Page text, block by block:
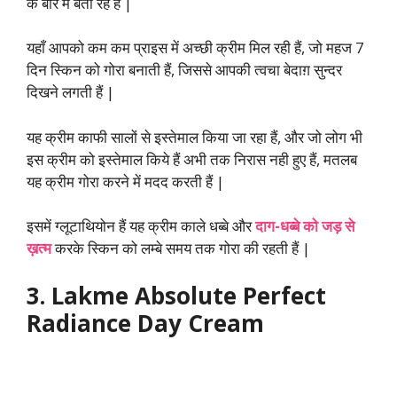
यहाँ आपको कम कम प्राइस में अच्छी क्रीम मिल रही हैं, जो महज 7
दिन स्किन को गोरा बनाती हैं, जिससे आपकी त्वचा बेदाग़ सुन्दर
दिखने लगती हैं |
यह क्रीम काफी सालों से इस्तेमाल किया जा रहा हैं, और जो लोग भी
इस क्रीम को इस्तेमाल किये हैं अभी तक निरास नही हुए हैं, मतलब
यह क्रीम गोरा करने में मदद करती हैं |
इसमें ग्लूटाथियोन हैं यह क्रीम काले धब्बे औरदाग-धब्बे को जड़ से
ख़त्मकरके स्किन को लम्बे समय तक गोरा की रहती हैं |
3. Lakme Absolute Perfect
Radiance Day Cream